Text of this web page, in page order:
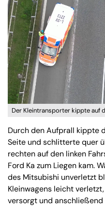
Der Kleintransporter kippte auf
Durch den Aufprall kippte
Seite und schlitterte quer
rechten auf den linken
Ford Ka zum Liegen kam.
des Mitsubishi unverletzt
Kleinwagens leicht
versorgt und anschließend